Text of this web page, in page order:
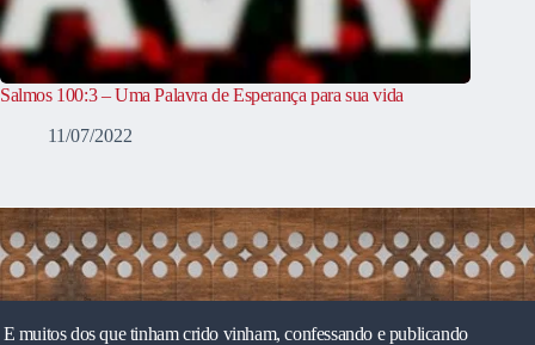
Salmos 100:3 – Uma Palavra de Esperança para sua vida
11/07/2022
E muitos dos que tinham crido vinham, confessando e publicando